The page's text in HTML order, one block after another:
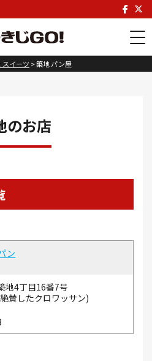
スイーツ >築地 パン屋
のお店
ン
地4丁目16番7号
賛したクロワッサン)